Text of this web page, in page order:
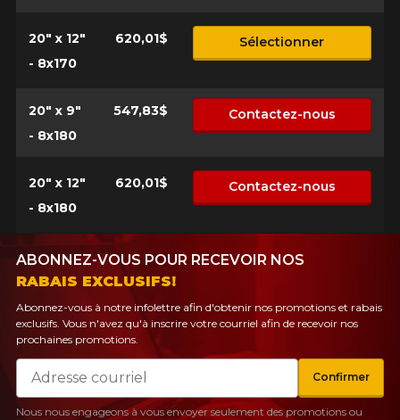
20" x 12"
- 8x170
620,01$ Sélectionner
20" x 9"
- 8x180
547,83$ Contactez-nous
20" x 12"
- 8x180
620,01$ Contactez-nous
ABONNEZ-VOUS POUR RECEVOIR NOS
RABAIS EXCLUSIFS!
Abonnez-vous à notre infolettre afin d'obtenir nos promotions et rabais
exclusifs. Vous n'avez qu'à inscrire votre courriel afin de recevoir nos
prochaines promotions.
Courriel
Confirmer
Nous nous engageons à vous envoyer seulement des promotions ou